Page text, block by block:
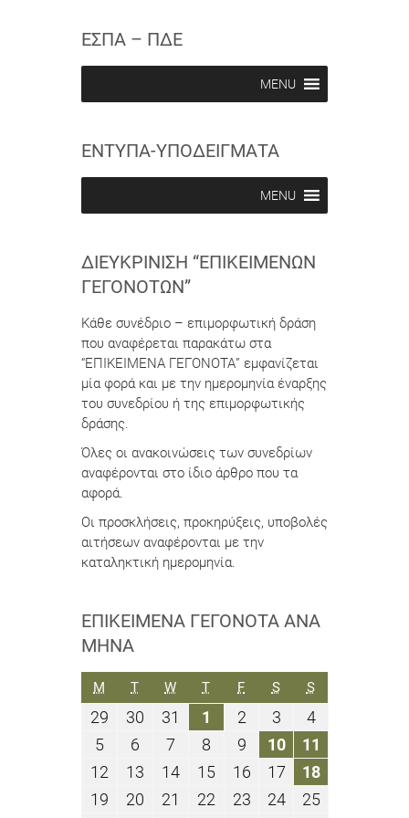
r
r
ΕΣΠΑ – ΠΔΕ
MENU
ΕΝΤΥΠΑ-ΥΠΟΔΕΙΓΜΑΤΑ
MENU
ΔΙΕΥΚΡΊΝΙΣΗ “ΕΠΙΚΕΊΜΕΝΩΝ
ΓΕΓΟΝΌΤΩΝ”
Κάθε συνέδριο – επιμορφωτική δράση
που αναφέρεται παρακάτω στα
“ΕΠΙΚΕΙΜΕΝΑ ΓΕΓΟΝΟΤΑ” εμφανίζεται
μία φορά και με την ημερομηνία έναρξης
του συνεδρίου ή της επιμορφωτικής
δράσης.
Όλες οι ανακοινώσεις των συνεδρίων
αναφέρονται στο ίδιο άρθρο που τα
αφορά.
Οι προσκλήσεις, προκηρύξεις, υποβολές
αιτήσεων αναφέρονται με την
καταληκτική ημερομηνία.
ΕΠΙΚΕΊΜΕΝΑ ΓΕΓΟΝΌΤΑ ΑΝΆ
ΜΉΝΑ
M ΔΕΥΤΈΡΑ
TΤΡΊΤΗ
WΤΕΤΆΡΤΗ
TΠΈΜΠΤΗ
FΠΑΡΑΣΚΕΥΉ
SΣΆΒΒΑΤΟ
SΚΥΡΙΑΚΉ
29
Μαΐου
2023
30
Μαΐου
2023
31
Μαΐου
2023
1
Ιουνίου
2023
22
Ιουνίου
2023
33
Ιουνίου
2023
44
Ιουνίου
2023
55
Ιουνίου
2023
6
Ιουνίου
2023
7
Ιουνίου
2023
8
Ιουνίου
2023
99
Ιουνίου
2023
1010
Ιουνίου
2023
11
Ιουνίου
2023
12
Ιουνίου
2023
13
Ιουνίου
2023
1414
Ιουνίου
2023
1515
Ιουνίου
2023
1616
Ιουνίου
2023
1717
Ιουνίου
2023
1818
Ιουνίου
2023
19 20 21 22 2323 2424 2525